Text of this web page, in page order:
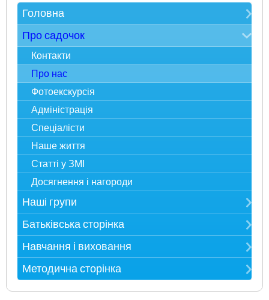
Головна
Зверніть увагу
Електронна реєстрація в ЗДО
Карта сайту
Про садочок
Контакти
Про нас
Фотоекскурсія
Адміністрація
Спеціалісти
Наше життя
Статті у ЗМІ
Досягнення і нагороди
Наші групи
Мудрійки
Розумники
Всезнайки
Несумуйки
Пустунчики
Батьківська сторінка
Публічна інформація
Загальні правила ЗДО
Бланки документів
Навчання і виховання
Режим дня
Методична сторінка
Метод. рекомендації